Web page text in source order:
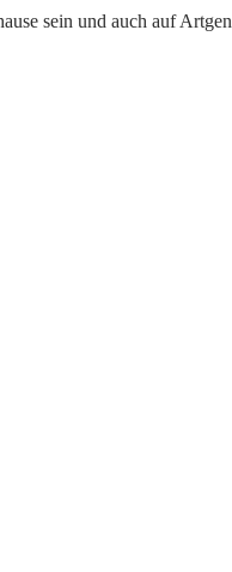
sein und auch auf